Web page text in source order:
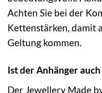
Achten Sie bei der
Kettenstärken, damit
Geltung kommen.
Ist der Anhänger
Der Jewellery Made